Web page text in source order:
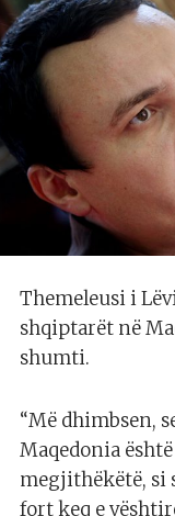
Themeleusi i
shqiptarët në
shumti.
“Më dhimbsen,
Maqedonia
megjithëkëtë, si
fort keq e